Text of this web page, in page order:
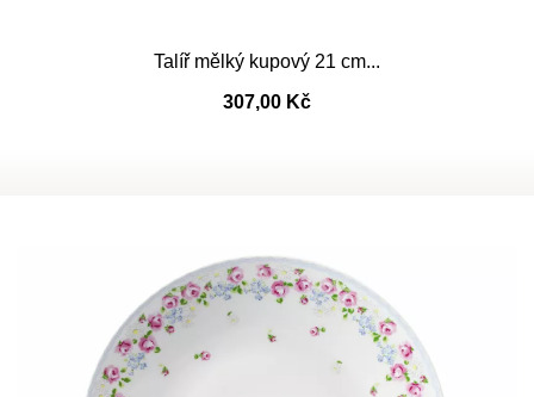
Talíř mělký kupový 21 cm...
307,00 Kč